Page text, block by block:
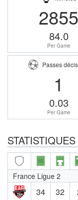
2855
84.0
Per Game
Passes
1
0.03
Per Game
France Ligue 2
34 32